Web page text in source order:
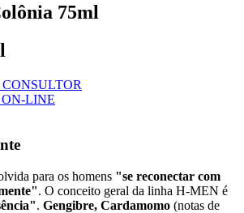
75ml
LINE
para os homens "se reconectar com
. O conceito geral da linha H-MEN é
. Gengibre, Cardamomo (notas de